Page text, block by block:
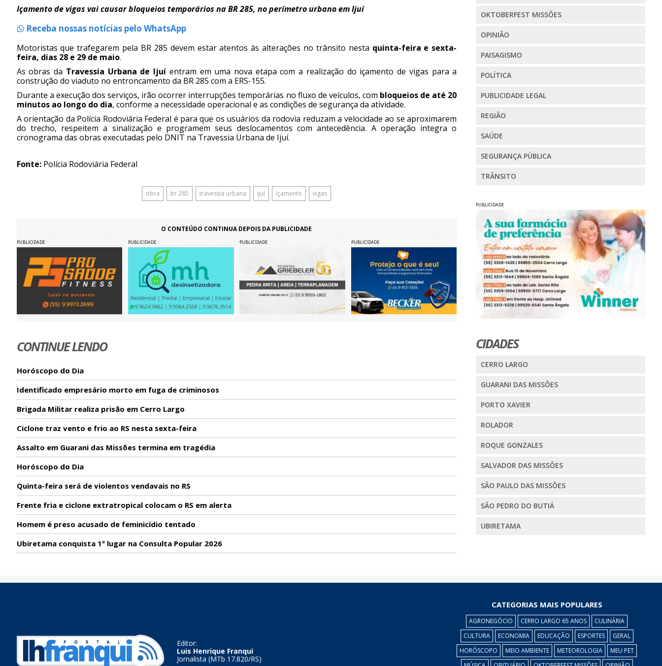
Içamento de vigas vai causar bloqueios temporários na BR 285, no perímetro urbano em Ijuí
Receba nossas notícias pelo WhatsApp
Motoristas que trafegarem pela BR 285 devem estar atentos às alterações no trânsito nesta quinta-feira e sexta-
feira, dias 28 e 29 de maio.
As obras da Travessia Urbana de Ijuí entram em uma nova etapa com a realização do içamento de vigas para a
construção do viaduto no entroncamento da BR 285 com a ERS-155.
Durante a execução dos serviços, irão ocorrer interrupções temporárias no fluxo de veículos, com bloqueios de até 20
minutos ao longo do dia, conforme a necessidade operacional e as condições de segurança da atividade.
A orientação da Polícia Rodoviária Federal é para que os usuários da rodovia reduzam a velocidade ao se aproximarem
do trecho, respeitem a sinalização e programem seus deslocamentos com antecedência. A operação integra o
cronograma das obras executadas pelo DNIT na Travessia Urbana de Ijuí.
Fonte:Polícia Rodoviária Federal
obra br 285 travessia urbana ijuí içamento vigas
O CONTEÚDO CONTINUA DEPOIS DA PUBLICIDADE
PUBLICIDADE PUBLICIDADE PUBLICIDADE PUBLICIDADE
CONTINUE LENDO
Horóscopo do Dia
Identificado empresário morto em fuga de criminosos
Brigada Militar realiza prisão em Cerro Largo
Ciclone traz vento e frio ao RS nesta sexta-feira
Assalto em Guarani das Missões termina em tragédia
Horóscopo do Dia
Quinta-feira será de violentos vendavais no RS
Frente fria e ciclone extratropical colocam o RS em alerta
Homem é preso acusado de feminicídio tentado
Ubiretama conquista 1º lugar na Consulta Popular 2026
OKTOBERFEST MISSÕES
OPINIÃO
PAISAGISMO
POLÍTICA
PUBLICIDADE LEGAL
REGIÃO
SAÚDE
SEGURANÇA PÚBLICA
TRÂNSITO
PUBLICIDADE
CIDADES
CERRO LARGO
GUARANI DAS MISSÕES
PORTO XAVIER
ROLADOR
ROQUE GONZALES
SALVADOR DAS MISSÕES
SÃO PAULO DAS MISSÕES
SÃO PEDRO DO BUTIÁ
UBIRETAMA
Editor:
Luis Henrique Franqui
Jornalista (MTb 17.820/RS)
CATEGORIAS MAIS POPULARES
AGRONEGÓCIO CERRO LARGO 65 ANOS
CULINÁRIA
CULTURA
ECONOMIA EDUCAÇÃO ESPORTES
GERAL
HORÓSCOPO
MEIO AMBIENTE METEOROLOGIA
MEU PET